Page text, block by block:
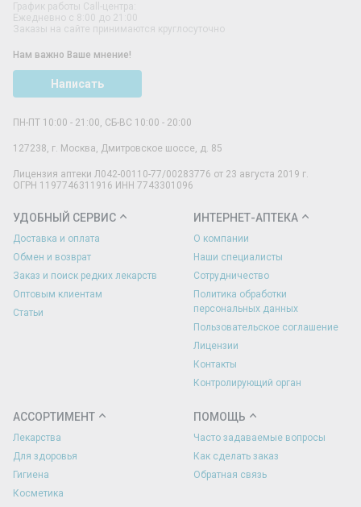
График работы Call-центра:
Ежедневно с 8:00 до 21:00
Заказы на сайте принимаются круглосуточно
Нам важно Ваше мнение!
Написать
ПН-ПТ 10:00 - 21:00, СБ-ВС 10:00 - 20:00
127238, г. Москва, Дмитровское шоссе, д. 85
Лицензия аптеки Л042-00110-77/00283776 от 23 августа 2019 г.
ОГРН 1197746311916 ИНН 7743301096
УДОБНЫЙ СЕРВИС
Доставка и оплата
Обмен и возврат
Заказ и поиск редких лекарств
Оптовым клиентам
Статьи
ИНТЕРНЕТ-АПТЕКА
О компании
Наши специалисты
Сотрудничество
Политика обработки
персональных данных
Пользовательское соглашение
Лицензии
Контакты
Контролирующий орган
АССОРТИМЕНТ
Лекарства
Для здоровья
Гигиена
Косметика
ПОМОЩЬ
Часто задаваемые вопросы
Как сделать заказ
Обратная связь